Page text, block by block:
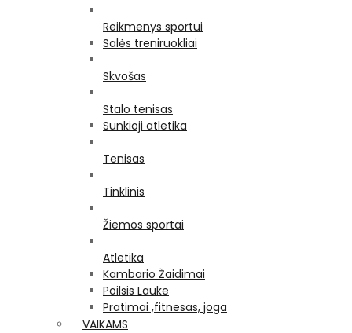
Reikmenys sportui
Salės treniruokliai
Skvošas
Stalo tenisas
Sunkioji atletika
Tenisas
Tinklinis
Žiemos sportai
Atletika
Kambario Žaidimai
Poilsis Lauke
Pratimai ,fitnesas, joga
VAIKAMS